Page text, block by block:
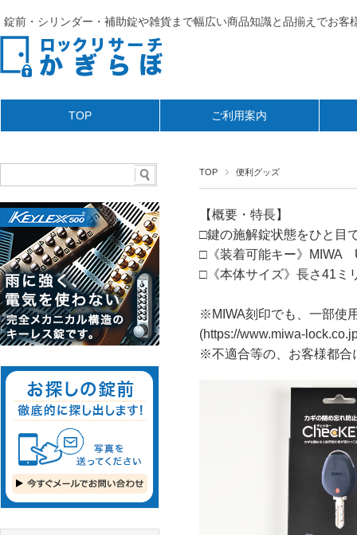
錠前・シリンダー・補助錠や雑貨まで幅広い商品知識と品揃えでお客
TOP ご利用案内
TOP 便利グッズ
【概要・特長】
□鍵の施解錠状態をひと目
□《装着可能キー》MIWA
□《本体サイズ》長さ41ミ
※MIWA刻印でも、一部使
(https://www.miwa-
※不適合等の、お客様都合